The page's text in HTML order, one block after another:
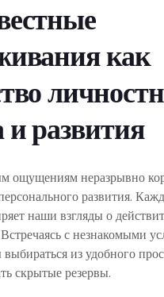
как
и развития
ощущениям неразрывно
развития.
наши взгляды о
с незнакомыми
из удобного
скрытые резервы.